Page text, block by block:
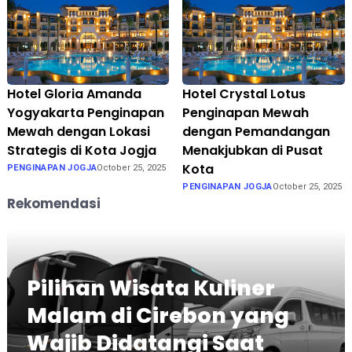
Hotel Gloria Amanda
Yogyakarta Penginapan
Mewah dengan Lokasi
Strategis di Kota Jogja
PENGINAPAN JOGJAOctober 25, 2025
Hotel Crystal Lotus
Penginapan Mewah
dengan Pemandangan
Menakjubkan di Pusat
Kota
PENGINAPAN JOGJAOctober 25, 2025
Rekomendasi
Pilihan Wisata Kuliner
Malam di Cirebon yang
Wajib Didatangi Saat